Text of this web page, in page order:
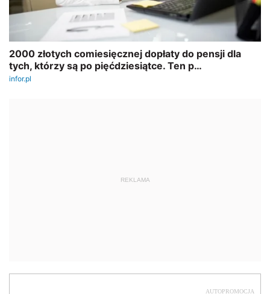
REKLAMA
AUTOPROMOCJA